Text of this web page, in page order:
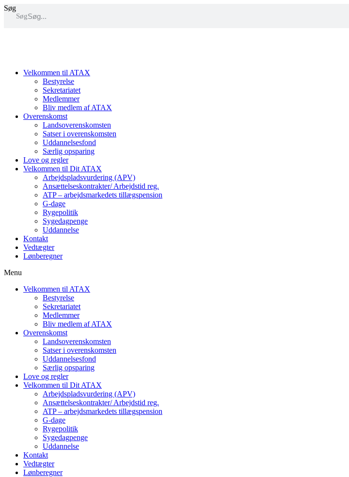
Videre
Søg
Søg
Velkommen til ATAX
Bestyrelse
Sekretariatet
Medlemmer
Bliv medlem af ATAX
Overenskomst
Landsoverenskomsten
Satser i overenskomsten
Uddannelsesfond
Særlig opsparing
Love og regler
Velkommen til Dit ATAX
Arbejdspladsvurdering (APV)
Ansættelseskontrakter/ Arbejdstid reg.
ATP – arbejdsmarkedets tillægspension
G-dage
Rygepolitik
Sygedagpenge
Uddannelse
Kontakt
Vedtægter
Lønberegner
Menu
Velkommen til ATAX
Bestyrelse
Sekretariatet
Medlemmer
Bliv medlem af ATAX
Overenskomst
Landsoverenskomsten
Satser i overenskomsten
Uddannelsesfond
Særlig opsparing
Love og regler
Velkommen til Dit ATAX
Arbejdspladsvurdering (APV)
Ansættelseskontrakter/ Arbejdstid reg.
ATP – arbejdsmarkedets tillægspension
G-dage
Rygepolitik
Sygedagpenge
Uddannelse
Kontakt
Vedtægter
Lønberegner